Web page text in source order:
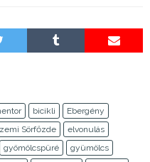
bicikli
Ebergény
Sörfőzde
elvonulás
gyömölcspüré
gyümölcs